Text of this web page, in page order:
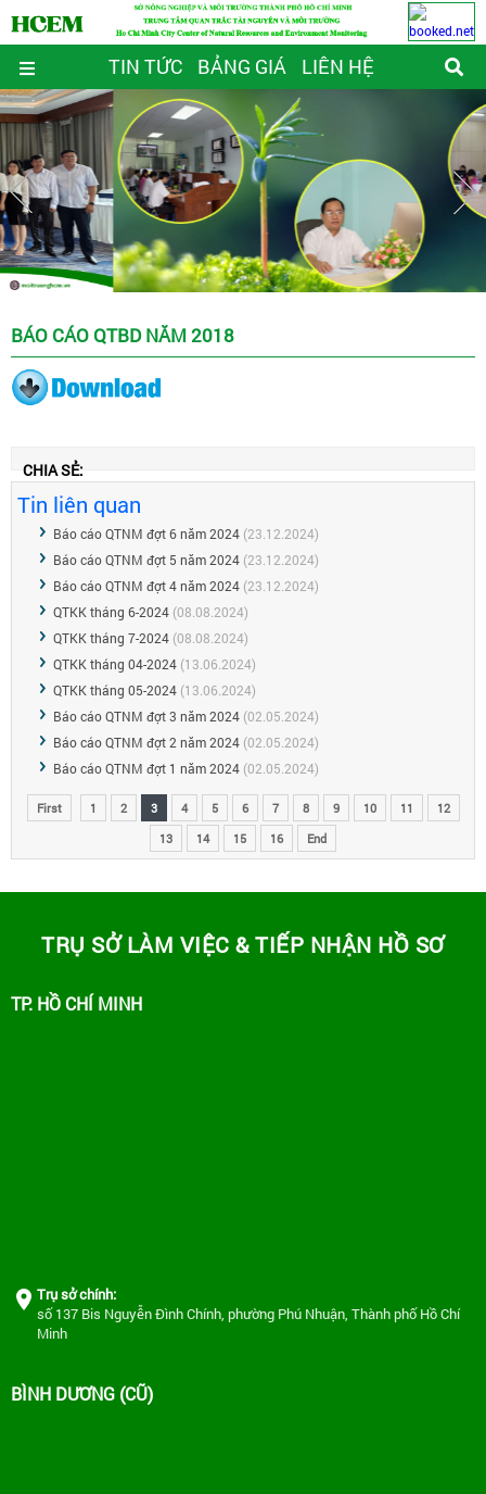
TIN TỨC BẢNG GIÁ LIÊN HỆ
BÁO CÁO QTBD NĂM 2018
CHIA SẺ:
Tin liên quan
Báo cáo QTNM đợt 6 năm 2024 (23.12.2024)
Báo cáo QTNM đợt 5 năm 2024 (23.12.2024)
Báo cáo QTNM đợt 4 năm 2024 (23.12.2024)
QTKK tháng 6-2024 (08.08.2024)
QTKK tháng 7-2024 (08.08.2024)
QTKK tháng 04-2024 (13.06.2024)
QTKK tháng 05-2024 (13.06.2024)
Báo cáo QTNM đợt 3 năm 2024 (02.05.2024)
Báo cáo QTNM đợt 2 năm 2024 (02.05.2024)
Báo cáo QTNM đợt 1 năm 2024 (02.05.2024)
First 1 2 3 4 5 6 7 8 9 10 11
12
13
14 15 16 End
TRỤ SỞ LÀM VIỆC & TIẾP NHẬN HỒ SƠ
TP. HỒ CHÍ MINH
Trụ sở chính:
số 137 Bis Nguyễn Đình Chính, phường Phú Nhuận, Thành phố Hồ Chí
Minh
BÌNH DƯƠNG (CŨ)